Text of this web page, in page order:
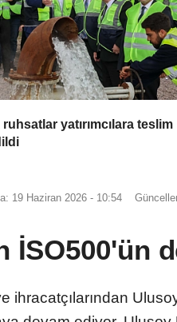
ruhsatlar yatırımcılara teslim
19 Haziran 2026 - 10:54
İSO500'ün
Ulusoy